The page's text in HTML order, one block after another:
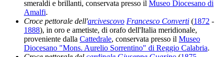
smeraldi e brillanti, conservata presso il Museo Diocesano di
Amalfi.
Croce pettorale dell'arcivescovo Francesco Converti (1872 -
1888), in oro e ametiste, di orafo dell'Italia meridionale,
proveniente dalla Cattedrale, conservata presso il Museo
Diocesano "Mons. Aurelio Sorrentino" di Reggio Calabria.